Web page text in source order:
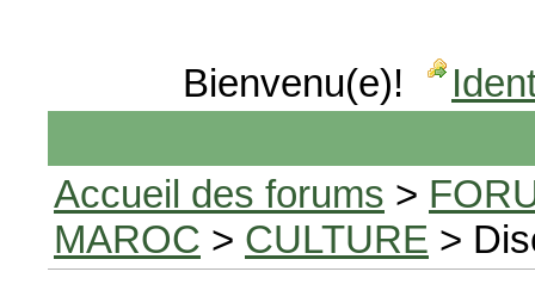
Bienvenu(e)!
Accueil des forums >
MAROC > CULTURE >